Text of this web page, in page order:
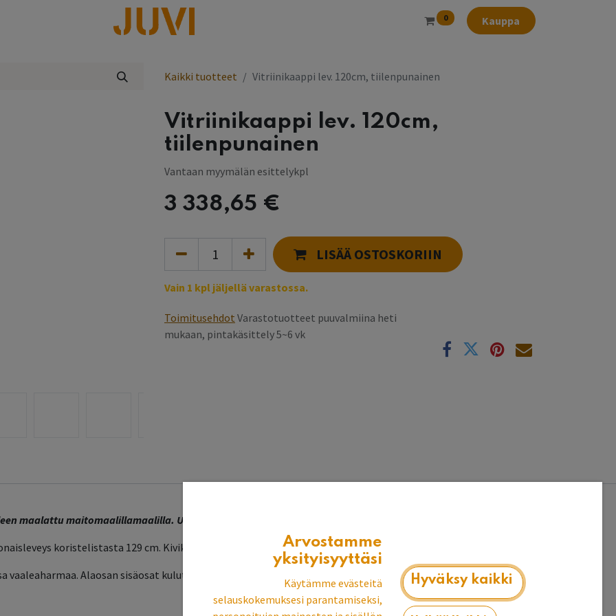
0 Kauppa
Kaikki tuotteet Vitriinikaappi lev. 120cm, tiilenpunainen
Vitriinikaappi lev. 120cm,
tiilenpunainen
Vantaan myymälän esittelykpl
3 338,65 €
LISÄÄ OSTOSKORIIN
Vain 1 kpl jäljellä varastossa.
Toimitusehdot Varastotuotteet puuvalmiina heti
mukaan, pintakäsittely 5~6 vk
maalattu maitomaalillamaalilla. Upea katseenkiinnittäjä keittiöön tai ruokatilaan.
koristelistasta 129 cm. Kivikannen koko 120x60. Alaosan rungon syvyys 52 cm.
vaaleaharmaa. Alaosan sisäosat kulutettu sellakka. Harmahtava kivikansi.
Arvostamme
yksityisyyttäsi
Käytämme evästeitä
selauskokemuksesi parantamiseksi,
Hyväksy kaikki